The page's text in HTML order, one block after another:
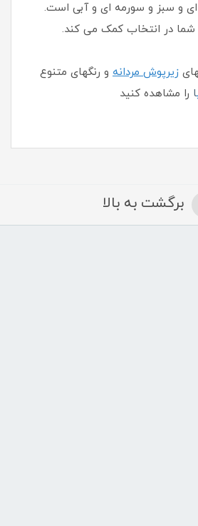
و سبز و سورمه ای و آبی است.
شما در انتخاب کمک می کند.
زیرپوش مردانه و رنگهای متنوع
ا را مشاهده کنید
برگشت به بالا